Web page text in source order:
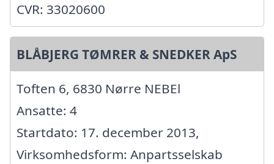
CVR: 33020600
BLÅBJERG TØMRER & SNEDKER ApS
Toften 6, 6830 Nørre NEBEl
Ansatte: 4
Startdato: 17. december 2013,
Virksomhedsform: Anpartsselskab